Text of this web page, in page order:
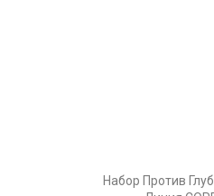
Набор Против